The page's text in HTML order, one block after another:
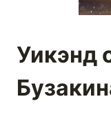
Уикэнд